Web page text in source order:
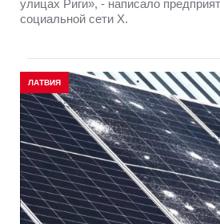
улицах Риги», - написало
социальной сети Х.
ЛАТВИЯ